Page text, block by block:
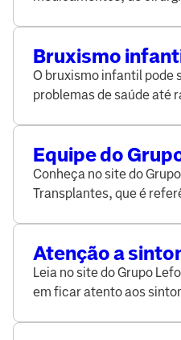
Bruxismo
causa
tratamento
O bruxismo infantil pode
problemas de saúde até
Equipe do
a marca de mil
pâncreas
Conheça no site do
Transplantes, que é
Atenção a
regulares ao
contribuem
Leia no site do Grupo
em ficar atento aos